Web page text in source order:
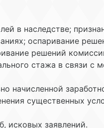
в наследстве;
оспаривание
решений
стажа в связи с
начисленной
существенных
исковых заявлений.